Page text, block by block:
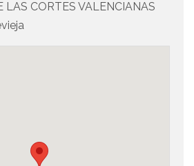
LAS CORTES VALENCIANAS